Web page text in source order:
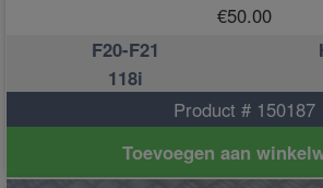
€50.00
F20-F21
118i
Product # 150187
Toevoegen aan